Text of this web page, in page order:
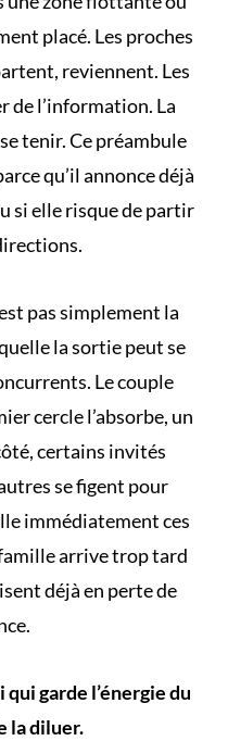
placé. Les proches
reviennent. Les
de l’information. La
tenir. Ce préambule
qu’il annonce déjà
si elle risque de partir
pas simplement la
la sortie peut se
Le couple
cercle l’absorbe, un
certains invités
se figent pour
immédiatement ces
arrive trop tard
déjà en perte de
garde l’énergie du
la diluer.